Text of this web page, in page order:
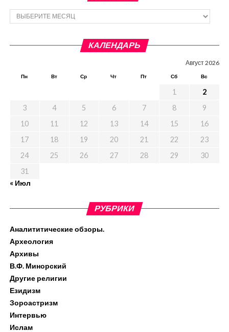
Архивы
КАЛЕНДАРЬ
Август 2026
Пн Вт Ср Чт Пт Сб Вс
1
2
3
4 5 6 7 8
9
10
11 12 13 14 15
16
17
18 19 20 21 22
23
24
25 26 27 28 29
30
31
« Июл
РУБРИКИ
Аналититические обзоры.
Археология
Архивы
В.Ф. Минорский
Другие религии
Езидизм
Зороастризм
Интервью
Ислам